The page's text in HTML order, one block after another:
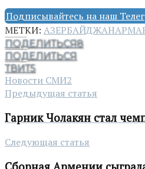
Подписывайтесь на наш
МЕТКИ: АЗЕРБАЙДЖАН
ПОДЕЛИТЬСЯ8
ПОДЕЛИТЬСЯ
ТВИТ5
Новости СМИ2
Предыдущая статья
Гарник Чолакян стал
Следующая статья